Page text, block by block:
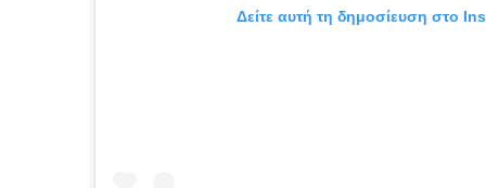
Δείτε αυτή τη δημοσίευση στο